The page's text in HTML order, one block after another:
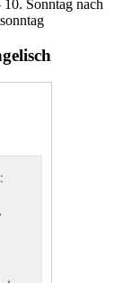
Sonntag nach